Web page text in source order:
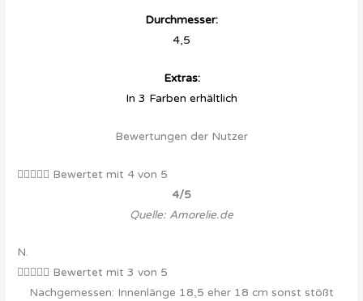
Durchmesser:
4,5
Extras:
In 3 Farben erhältlich
Bewertungen der Nutzer
 Bewertet mit 4 von 5
4/5
Quelle: Amorelie.de
N.
 Bewertet mit 3 von 5
Nachgemessen: Innenlänge 18,5 eher 18 cm sonst stößt